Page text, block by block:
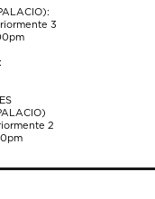
3
2